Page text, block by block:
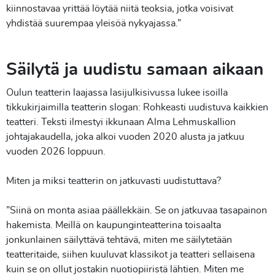
kiinnostavaa yrittää löytää niitä teoksia, jotka voisivat
yhdistää suurempaa yleisöä nykyajassa.”
Säilytä ja uudistu samaan aikaan
Oulun teatterin laajassa lasijulkisivussa lukee isoilla
tikkukirjaimilla teatterin slogan: Rohkeasti uudistuva kaikkien
teatteri. Teksti ilmestyi ikkunaan Alma Lehmuskallion
johtajakaudella, joka alkoi vuoden 2020 alusta ja jatkuu
vuoden 2026 loppuun.
Miten ja miksi teatterin on jatkuvasti uudistuttava?
”Siinä on monta asiaa päällekkäin. Se on jatkuvaa tasapainon
hakemista. Meillä on kaupunginteatterina toisaalta
jonkunlainen säilyttävä tehtävä, miten me säilytetään
teatteritaide, siihen kuuluvat klassikot ja teatteri sellaisena
kuin se on ollut jostakin nuotiopiiristä lähtien. Miten me